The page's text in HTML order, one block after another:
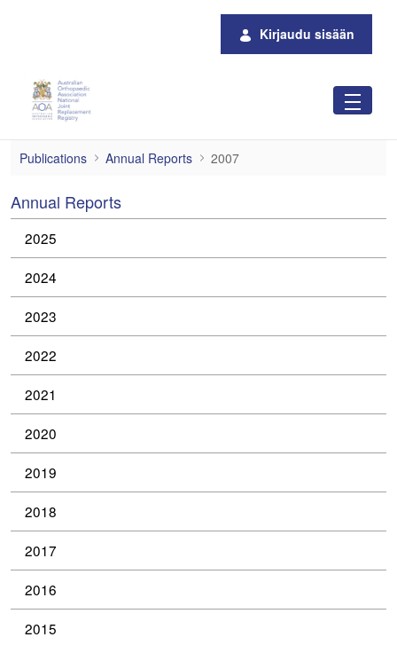
Kirjaudu sisään
2007
Publications Annual Reports 2007
Annual Reports
2025
2024
2023
2022
2021
2020
2019
2018
2017
2016
2015